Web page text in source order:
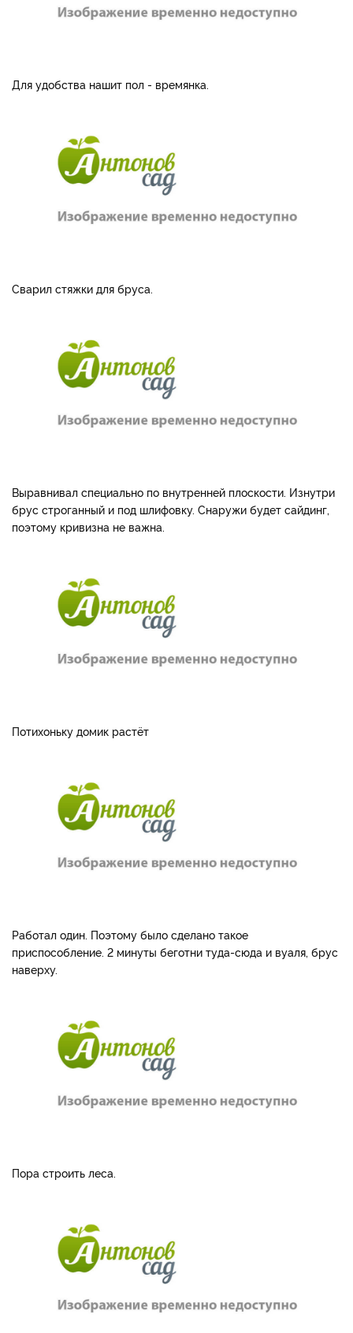
Для удобства нашит пол - времянка.
Сварил стяжки для бруса.
Выравнивал специально по внутренней плоскости. Изнутри
брус строганный и под шлифовку. Снаружи будет сайдинг,
поэтому кривизна не важна.
Потихоньку домик растёт
Работал один. Поэтому было сделано такое
приспособление. 2 минуты беготни туда-сюда и вуаля, брус
наверху.
Пора строить леса.